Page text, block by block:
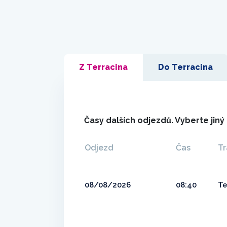
Z Terracina Do Terracina
Časy dalších odjezdů. Vyberte
Odjezd Čas
08/08/2026 08:40